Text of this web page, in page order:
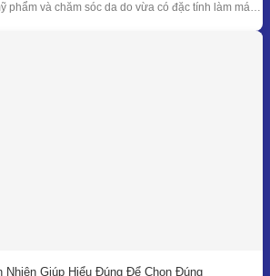
phẩm và chăm sóc da do vừa có đặc tính làm mát
khuẩn và khử mùi tự nhiên đã được ghi nhận
trị
Nhiên Giúp Hiểu Đúng Để Chọn Đúng